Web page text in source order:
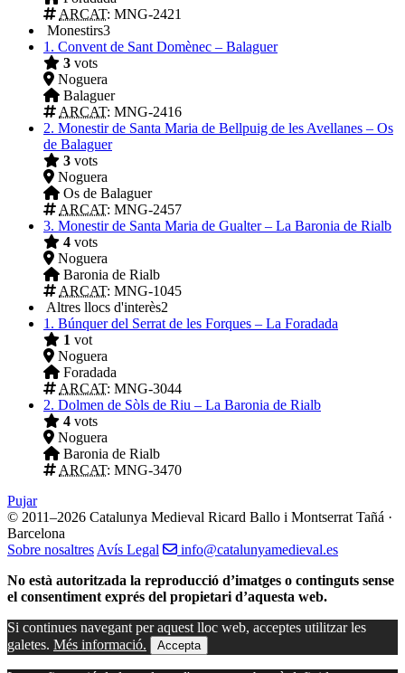
ARCAT: MNG-2421
Monestirs3
1. Convent de Sant Domènec – Balaguer
3 vots
Noguera
Balaguer
ARCAT: MNG-2416
2. Monestir de Santa Maria de Bellpuig de les Avellanes – Os
de Balaguer
3 vots
Noguera
Os de Balaguer
ARCAT: MNG-2457
3. Monestir de Santa Maria de Gualter – La Baronia de Rialb
4 vots
Noguera
Baronia de Rialb
ARCAT: MNG-1045
Altres llocs d'interès2
1. Búnquer del Serrat de les Forques – La Foradada
1 vot
Noguera
Foradada
ARCAT: MNG-3044
2. Dolmen de Sòls de Riu – La Baronia de Rialb
4 vots
Noguera
Baronia de Rialb
ARCAT: MNG-3470
Pujar
© 2011–2026 Catalunya Medieval Ricard Ballo i Montserrat Tañá ·
Barcelona
Sobre nosaltres Avís Legal
info@catalunyamedieval.es
No està autoritzada la reproducció d’imatges o continguts sense
el consentiment exprés del propietari d’aquesta web.
Si continues navegant per aquest lloc web, acceptes utilitzar les
galetes. Més informació. Accepta